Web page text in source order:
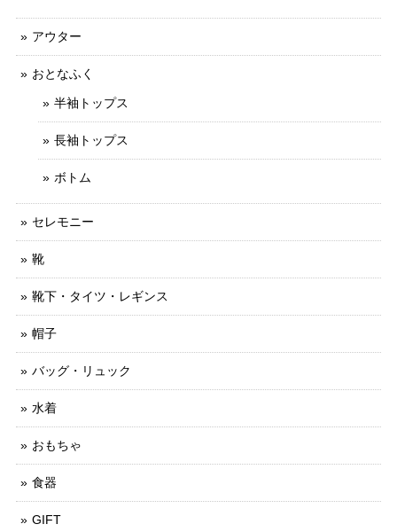
アウター
おとなふく
半袖トップス
長袖トップス
ボトム
セレモニー
靴
靴下・タイツ・レギンス
帽子
バッグ・リュック
水着
おもちゃ
食器
GIFT